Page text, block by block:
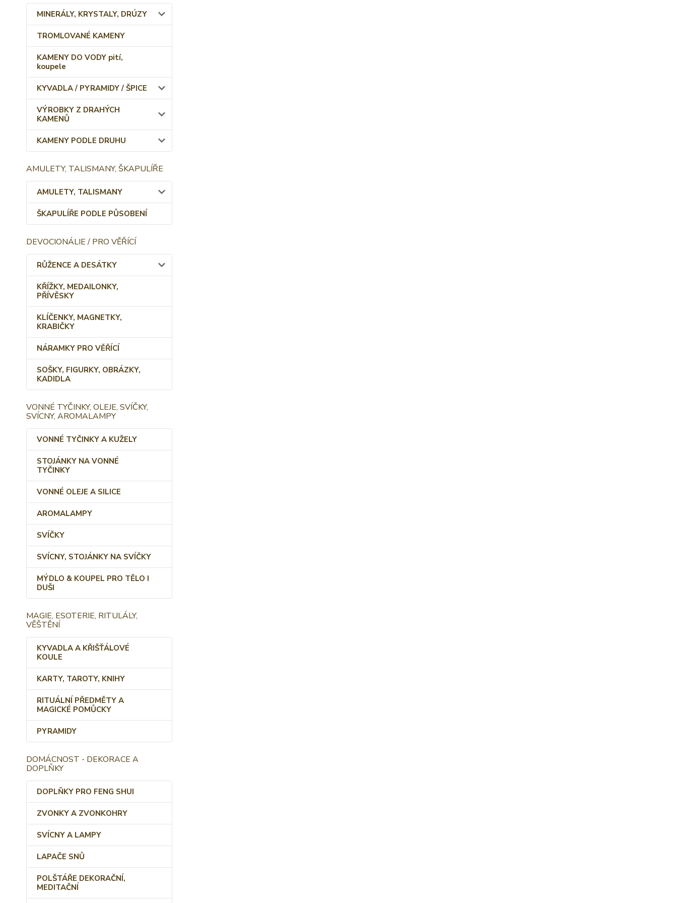
MINERÁLY, KRYSTALY, DRÚZY
TROMLOVANÉ KAMENY
KAMENY DO VODY pití,
koupele
KYVADLA / PYRAMIDY / ŠPICE
VÝROBKY Z DRAHÝCH
KAMENŮ
KAMENY PODLE DRUHU
AMULETY, TALISMANY, ŠKAPULÍŘE
AMULETY, TALISMANY
ŠKAPULÍŘE PODLE PŮSOBENÍ
DEVOCIONÁLIE / PRO VĚŘÍCÍ
RŮŽENCE A DESÁTKY
KŘÍŽKY, MEDAILONKY,
PŘÍVĚSKY
KLÍČENKY, MAGNETKY,
KRABIČKY
NÁRAMKY PRO VĚŘÍCÍ
SOŠKY, FIGURKY, OBRÁZKY,
KADIDLA
VONNÉ TYČINKY, OLEJE, SVÍČKY,
SVÍCNY, AROMALAMPY
VONNÉ TYČINKY A KUŽELY
STOJÁNKY NA VONNÉ
TYČINKY
VONNÉ OLEJE A SILICE
AROMALAMPY
SVÍČKY
SVÍCNY, STOJÁNKY NA SVÍČKY
MÝDLO & KOUPEL PRO TĚLO I
DUŠI
MAGIE, ESOTERIE, RITULÁLY,
VĚŠTĚNÍ
KYVADLA A KŘIŠŤÁLOVÉ
KOULE
KARTY, TAROTY, KNIHY
RITUÁLNÍ PŘEDMĚTY A
MAGICKÉ POMŮCKY
PYRAMIDY
DOMÁCNOST - DEKORACE A
DOPLŇKY
DOPLŇKY PRO FENG SHUI
ZVONKY A ZVONKOHRY
SVÍCNY A LAMPY
LAPAČE SNŮ
POLŠTÁŘE DEKORAČNÍ,
MEDITAČNÍ